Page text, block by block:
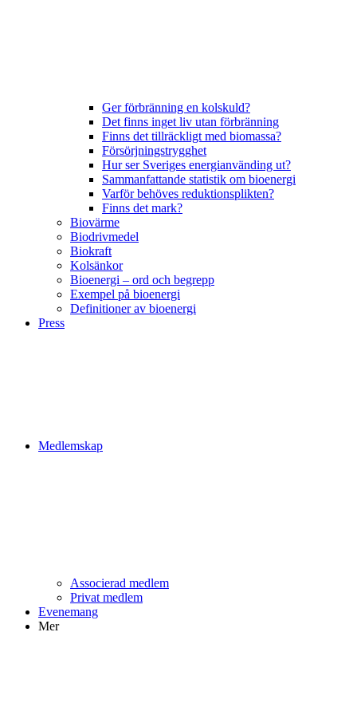
Ger förbränning en kolskuld?
Det finns inget liv utan förbränning
Finns det tillräckligt med biomassa?
Försörjningstrygghet
Hur ser Sveriges energianvänding ut?
Sammanfattande statistik om bioenergi
Varför behöves reduktionsplikten?
Finns det mark?
Biovärme
Biodrivmedel
Biokraft
Kolsänkor
Bioenergi – ord och begrepp
Exempel på bioenergi
Definitioner av bioenergi
Press
Medlemskap
Associerad medlem
Privat medlem
Evenemang
Mer